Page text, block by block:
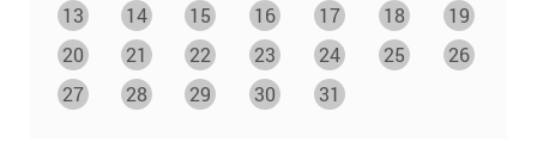
13
14 15 16 17 18
19
20
21 22 23 24 25
26
27
28 29 30 31